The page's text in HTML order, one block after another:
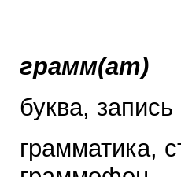
грамм(ат)
буква, запись
грамматика,